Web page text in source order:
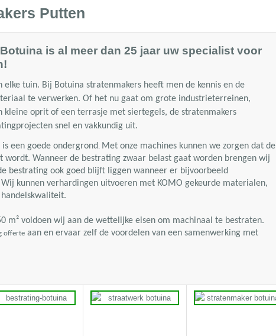
Putten
is al meer dan 25 jaar uw specialist voor
elke tuin. Bij Botuina stratenmakers heeft men de kennis en de
te verwerken. Of het nu gaat om grote industrieterreinen,
kleine oprit of een terrasje met siertegels, de stratenmakers
snel en vakkundig uit.
een goede ondergrond. Met onze machines kunnen we zorgen dat de
Wanneer de bestrating zwaar belast gaat worden brengen wij
bestrating ook goed blijft liggen wanneer er bijvoorbeeld
kunnen verhardingen uitvoeren met KOMO gekeurde materialen,
m² voldoen wij aan de wettelijke eisen om machinaal te bestraten.
offerte aan en ervaar zelf de voordelen van een samenwerking met